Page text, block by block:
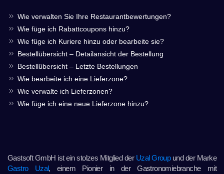
Wie verwalten Sie Ihre Restaurantbewertungen?
Wie füge ich Rabattcoupons hinzu?
Wie füge ich Kuriere hinzu oder bearbeite sie?
Bestellübersicht – Detailansicht der Bestellung
Bestellübersicht – Letzte Bestellungen
Wie bearbeite ich eine Lieferzone?
Wie verwalte ich Lieferzonen?
Wie füge ich eine neue Lieferzone hinzu?
Gastsoft GmbH ist ein stolzes Mitglied der Uzal Groupund der Marke
Gastro Uzal, einem Pionier in der Gastronomiebranche mit